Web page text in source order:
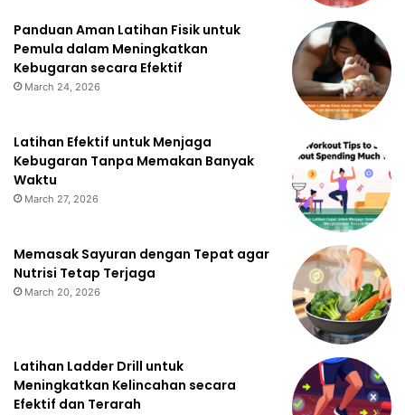
Panduan Aman Latihan Fisik untuk
Pemula dalam Meningkatkan
Kebugaran secara Efektif
March 24, 2026
Latihan Efektif untuk Menjaga
Kebugaran Tanpa Memakan Banyak
Waktu
March 27, 2026
Memasak Sayuran dengan Tepat agar
Nutrisi Tetap Terjaga
March 20, 2026
Latihan Ladder Drill untuk
Meningkatkan Kelincahan secara
Efektif dan Terarah